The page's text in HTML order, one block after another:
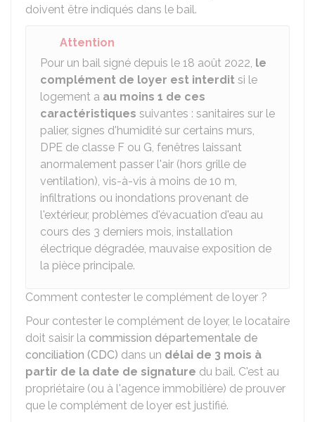
doivent être indiqués dans le bail.
Attention
Pour un bail signé depuis le 18 août 2022, le
complément de loyer est interdit si le
logement a au moins 1 de ces
caractéristiques suivantes : sanitaires sur le
palier, signes d'humidité sur certains murs,
DPE de classe F ou G, fenêtres laissant
anormalement passer l'air (hors grille de
ventilation), vis-à-vis à moins de 10 m,
infiltrations ou inondations provenant de
l'extérieur, problèmes d'évacuation d'eau au
cours des 3 derniers mois, installation
électrique dégradée, mauvaise exposition de
la pièce principale.
Comment contester le complément de loyer ?
Pour contester le complément de loyer, le locataire
doit saisir la commission départementale de
conciliation (CDC) dans un délai de 3 mois à
partir de la date de signature du bail. C'est au
propriétaire (ou à l'agence immobilière) de prouver
que le complément de loyer est justifié.